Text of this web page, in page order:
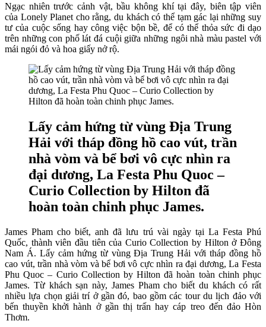
Ngạc nhiên trước cảnh vật, bầu không khí tại đây, biên tập viên
của Lonely Planet cho rằng, du khách có thể tạm gác lại những suy
tư của cuộc sống hay công việc bộn bề, để có thể thỏa sức đi dạo
trên những con phố lát đá cuội giữa những ngôi nhà màu pastel với
mái ngói đỏ và hoa giấy nở rộ.
Lấy cảm hứng từ vùng Địa Trung
Hải với tháp đồng hồ cao vút, trần
nhà vòm và bể bơi vô cực nhìn ra
đại dương, La Festa Phu Quoc –
Curio Collection by Hilton đã
hoàn toàn chinh phục James.
James Pham cho biết, anh đã lưu trú vài ngày tại La Festa Phú
Quốc, thành viên đầu tiên của Curio Collection by Hilton ở Đông
Nam Á. Lấy cảm hứng từ vùng Địa Trung Hải với tháp đồng hồ
cao vút, trần nhà vòm và bể bơi vô cực nhìn ra đại dương, La Festa
Phu Quoc – Curio Collection by Hilton đã hoàn toàn chinh phục
James. Từ khách sạn này, James Pham cho biết du khách có rất
nhiều lựa chọn giải trí ở gần đó, bao gồm các tour du lịch đảo với
bến thuyền khởi hành ở gần thị trấn hay cáp treo đến đảo Hòn
Thơm.